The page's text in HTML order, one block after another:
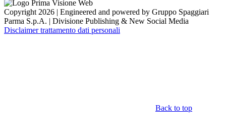
Copyright 2026 | Engineered and powered by Gruppo Spaggiari
Parma S.p.A. | Divisione Publishing & New Social Media
Disclaimer trattamento dati personali
Back to top